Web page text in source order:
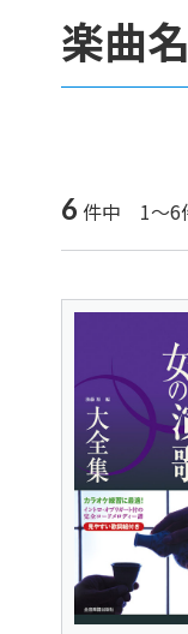
楽曲
6 件中 1～6